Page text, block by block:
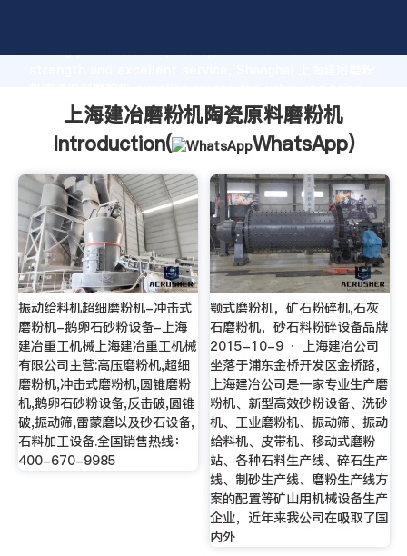
strong production capability, advanced research
values to all of customers.
上海建冶磨粉机陶瓷原料磨粉机
Introduction(
WhatsApp)
振动给料机超细磨粉机-冲击式
磨粉机-鹅卵石砂粉设备-上海
建冶重工机械上海建冶重工机械
有限公司主营:高压磨粉机,超细
磨粉机,冲击式磨粉机,圆锥磨粉
机,鹅卵石砂粉设备,反击破,圆锥
破,振动筛,雷蒙磨以及砂石设备,
石料加工设备.全国销售热线：
400-670-9985
颚式磨粉机，矿石粉碎机,石灰
石磨粉机，砂石料粉碎设备品牌
2015-10-9 · 上海建冶公司
坐落于浦东金桥开发区金桥路，
上海建冶公司是一家专业生产磨
粉机、新型高效砂粉设备、洗砂
机、工业磨粉机、振动筛、振动
给料机、皮带机、移动式磨粉
站、各种石料生产线、碎石生产
线、制砂生产线、磨粉生产线方
案的配置等矿山用机械设备生产
企业，近年来我公司在吸取了国
内外